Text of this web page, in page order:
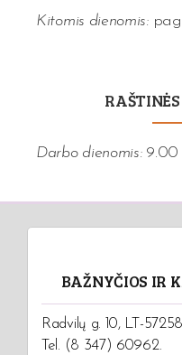
Kitomis dienomis:
Darbo dienomis: 9.00
BAŽNYČIOS IR
Radvilų g. 10, LT-
Tel. (8 347) 60962.